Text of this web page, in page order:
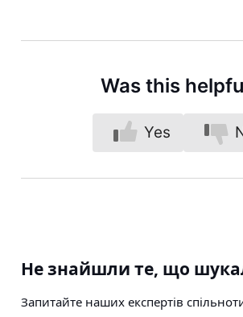
Was this
Yes
Не знайшли те, що
Запитайте наших експертів